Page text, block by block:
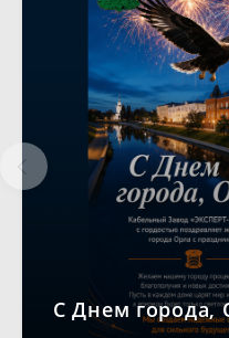
С Днем города,